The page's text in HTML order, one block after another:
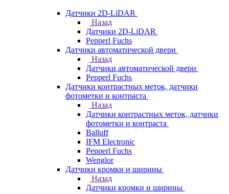
Датчики 2D-LiDAR
Назад
Датчики 2D-LiDAR
Pepperl Fuchs
Датчики автоматической двери
Назад
Датчики автоматической двери
Pepperl Fuchs
Датчики контрастных меток, датчики
фотометки и контраста
Назад
Датчики контрастных меток, датчики
фотометки и контраста
Balluff
IFM Electronic
Pepperl Fuchs
Wenglor
Датчики кромки и ширины
Назад
Датчики кромки и ширины